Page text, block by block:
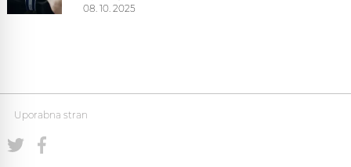
08. 10. 2025
Uporabna stran